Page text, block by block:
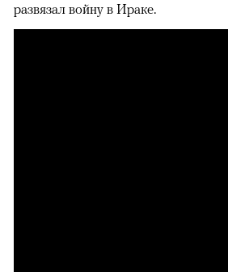
развязал войну в Ираке.